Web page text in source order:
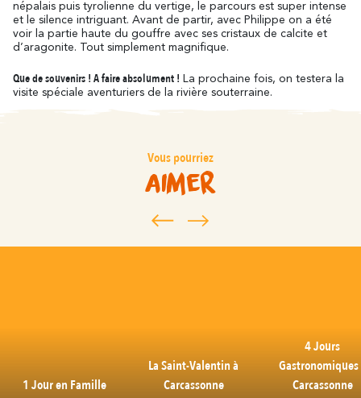
népalais puis tyrolienne du vertige, le parcours est super intense
et le silence intriguant. Avant de partir, avec Philippe on a été
voir la partie haute du gouffre avec ses cristaux de calcite et
d’aragonite. Tout simplement magnifique.
Que de souvenirs ! A faire absolument ! La prochaine fois, on testera la
visite spéciale aventuriers de la rivière souterraine.
Vous pourriez
aimer
1 Jour en Famille
La Saint-Valentin à
Carcassonne
4 Jours
Gastronomiques
Carcassonne